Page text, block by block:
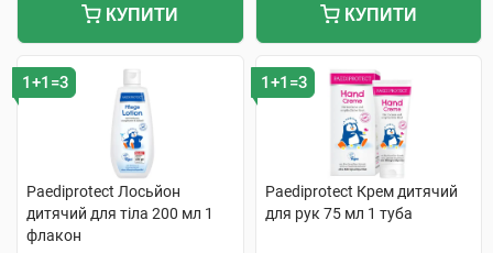
КУПИТИ КУПИТИ
1+1=3
Paediprotect Лосьйон
дитячий для тіла 200 мл 1
флакон
1+1=3
Paediprotect Крем дитячий
для рук 75 мл 1 туба